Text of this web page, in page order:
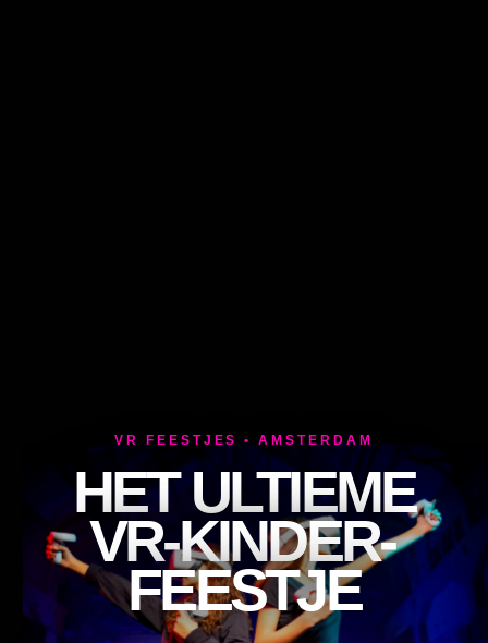
VR FEESTJES • AMSTERDAM
HET ULTIEME
VR-KINDER­
FEESTJE